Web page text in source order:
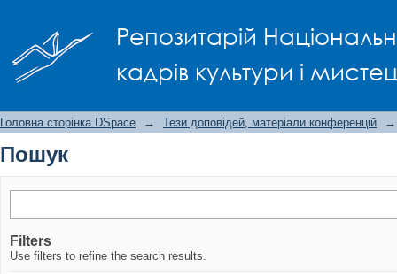
Репозитарій
кадрів культури і
Головна сторінка DSpace → Тези доповідей, матеріали конференцій →
Пошук
Filters
Use filters to refine the search results.